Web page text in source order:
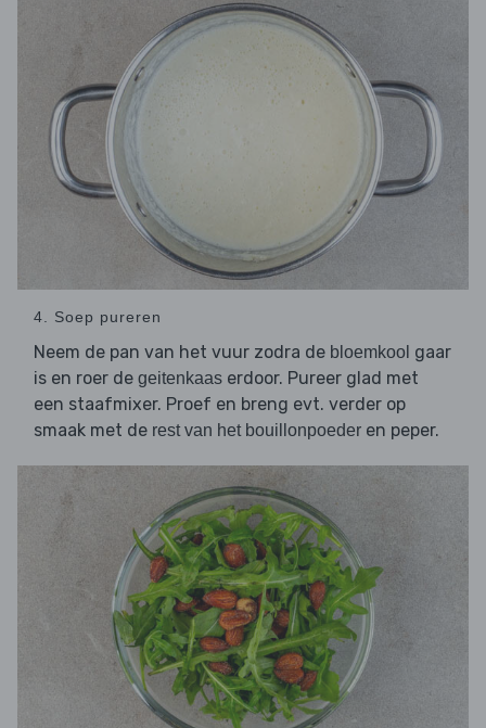
4. Soep pureren
Neem de pan van het vuur zodra de bloemkool gaar
is en roer de geitenkaas erdoor. Pureer glad met
een staafmixer. Proef en breng evt. verder op
smaak met de rest van het bouillonpoeder en peper.